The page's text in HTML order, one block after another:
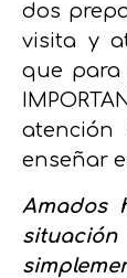
dos
visita y
que
enseñar
Amados